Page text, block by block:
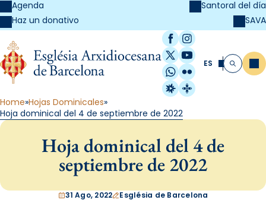
Agenda
Haz un donativo
Santoral del día
SAVA
Facebook
Instagram
X / Twitter
YouTube
WhatsApp
Flickr
Radio Estel
Catalunya
ES Buscar
Home Hojas Dominicales
Hoja dominical del 4 de septiembre de 2022
Hoja dominical del 4 de
septiembre de 2022
31 Ago, 2022 Església de Barcelona